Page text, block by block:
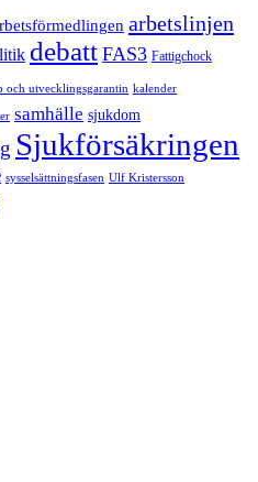
arbetslinjen
debatt FAS3 Fattigchock
och utvecklingsgarantin kalender
samhälle sjukdom
Sjukförsäkringen
sysselsättningsfasen Ulf Kristersson